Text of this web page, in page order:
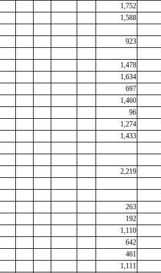
1,752
1,588
923
1,478
1,634
697
1,460
96
1,274
1,433
2,219
263
192
1,110
642
461
1,111